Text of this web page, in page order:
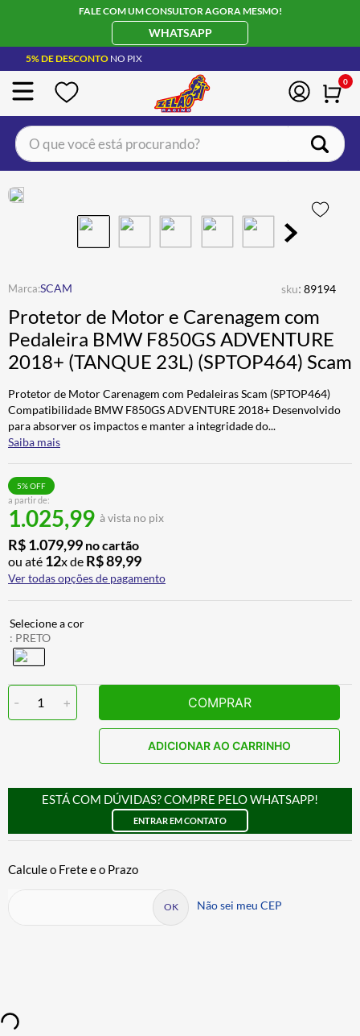
FALE COM UM CONSULTOR AGORA MESMO!
WHATSAPP
5% DE DESCONTO NO PIX
0
O que você está procurando?
SCAM sku: 89194
Protetor de Motor e Carenagem com
Pedaleira BMW F850GS ADVENTURE
2018+ (TANQUE 23L) (SPTOP464) Scam
Protetor de Motor Carenagem com Pedaleiras Scam (SPTOP464)
Compatibilidade BMW F850GS ADVENTURE 2018+ Desenvolvido
para absorver os impactos e manter a integridade do...
Saiba mais
a partir de:
1.025,99 à vista no pix
5% OFF
R$1.079,99 no cartão
ou até 12x de R$89,99
Ver todas opções de pagamento
: PRETO
- 1 + COMPRAR
ADICIONAR AO CARRINHO
ESTÁ COM DÚVIDAS? COMPRE PELO WHATSAPP!
ENTRAR EM CONTATO
Não sei meu CEP
BOTA
4º ÓCULOS SOLAR
5º LUVA
6º BAU
7º CALÇA
8º ALPINESTAR
9º AIROH